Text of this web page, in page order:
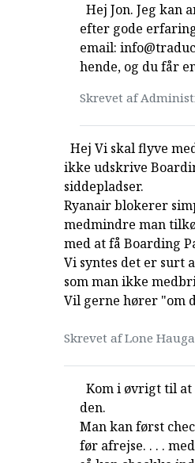
Hej Jon. Jeg kan
efter gode
email:
hende, og du får
Skrevet af
Hej Vi skal flyve
ikke udskrive
siddepladser.
Ryanair blokerer
medmindre man
med at få Boarding
Vi syntes det er surt
som man ikke
Vil gerne hører "om
Skrevet af Lone
Kom i øvrigt til
den.
Man kan først
før afrejse. . . .